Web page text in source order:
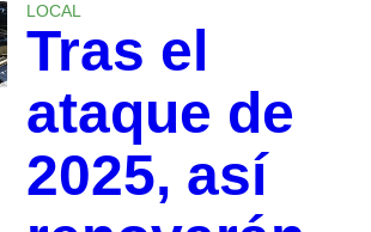
LOCAL
Tras el
ataque de
2025, así